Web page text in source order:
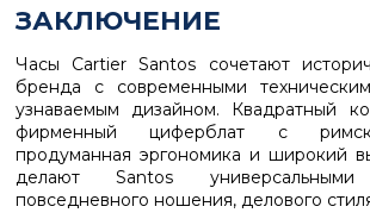
ЗАКЛЮЧЕНИЕ
Часы Cartier Santos сочетают
бренда с современными
узнаваемым дизайном. Квадратный
фирменный циферблат с
продуманная эргономика и широкий
делают Santos
повседневного ношения, делового